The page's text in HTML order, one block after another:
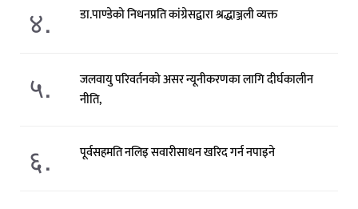
४. डा.पाण्डेको निधनप्रति कांग्रेसद्वारा श्रद्धाञ्जली व्यक्त
५.
जलवायु परिवर्तनको असर न्यूनीकरणका लागि दीर्घकालीन
नीति,
६. पूर्वसहमति नलिइ सवारीसाधन खरिद गर्न नपाइने